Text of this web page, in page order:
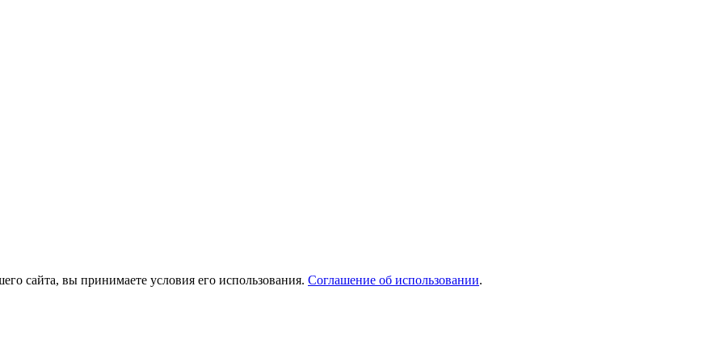
сайта, вы принимаете условия его использования. Соглашение об использовании.